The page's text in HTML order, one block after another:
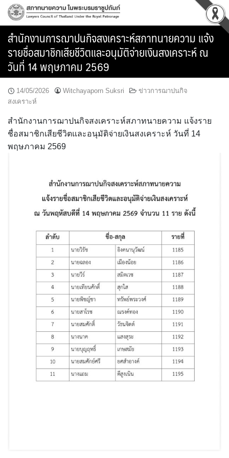
Skip
content
สำนักงานการฌาปนกิจสงเคราะห์สภาทนายความ แจ้ง
รายชื่อสมาชิกเสียชีวิตและอนุมัติจ่ายเงินสงเคราะห์ ณ
วันที่ 14 พฤษภาคม 2569
14/05/2026 Witchayaporn Suksri
ข่าวการฌาปนกิจ
สงเคราะห์
สำนักงานการฌาปนกิจสงเคราะห์สภาทนายความ แจ้งราย
ชื่อสมาชิกเสียชีวิตและอนุมัติจ่ายเงินสงเคราะห์ วันที่ 14
พฤษภาคม 2569